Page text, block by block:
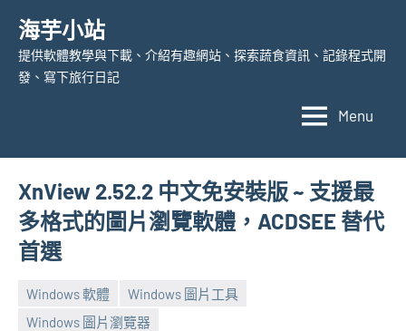
content
海芋小站
提供軟體教學與下載、介紹有趣網站、探索蔬食資訊、記錄程式開
發、寫下旅行日記
Menu
XnView 2.52.2 中文免安裝版 ~ 支援最
多格式的圖片瀏覽軟體，ACDSEE 替代
首選
Windows 軟體
Windows 圖片工具
Windows 圖片瀏覽器